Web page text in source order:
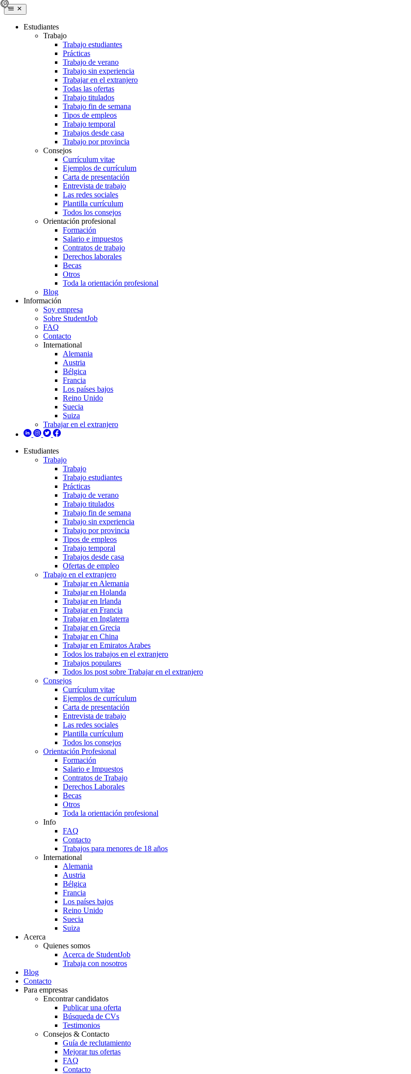
Estudiantes
Trabajo
Trabajo estudiantes
Prácticas
Trabajo de verano
Trabajo sin experiencia
Trabajar en el extranjero
Todas las ofertas
Trabajo titulados
Trabajo fin de semana
Tipos de empleos
Trabajo temporal
Trabajos desde casa
Trabajo por provincia
Consejos
Currículum vitae
Ejemplos de currículum
Carta de presentación
Entrevista de trabajo
Las redes sociales
Plantilla currículum
Todos los consejos
Orientación profesional
Formación
Salario e impuestos
Contratos de trabajo
Derechos laborales
Becas
Otros
Toda la orientación profesional
Blog
Información
Soy empresa
Sobre StudentJob
FAQ
Contacto
International
Alemania
Austria
Bélgica
Francia
Los países bajos
Reino Unido
Suecia
Suiza
Trabajar en el extranjero
Estudiantes
Trabajo
Trabajo
Trabajo estudiantes
Prácticas
Trabajo de verano
Trabajo titulados
Trabajo fin de semana
Trabajo sin experiencia
Trabajo por provincia
Tipos de empleos
Trabajo temporal
Trabajos desde casa
Ofertas de empleo
Trabajo en el extranjero
Trabajar en Alemania
Trabajar en Holanda
Trabajar en Irlanda
Trabajar en Francia
Trabajar en Inglaterra
Trabajar en Grecia
Trabajar en China
Trabajar en Emiratos Arabes
Todos los trabajos en el extranjero
Trabajos populares
Todos los post sobre Trabajar en el extranjero
Consejos
Currículum vitae
Ejemplos de currículum
Carta de presentación
Entrevista de trabajo
Las redes sociales
Plantilla currículum
Todos los consejos
Orientación Profesional
Formación
Salario e Impuestos
Contratos de Trabajo
Derechos Laborales
Becas
Otros
Toda la orientación profesional
Info
FAQ
Contacto
Trabajos para menores de 18 años
International
Alemania
Austria
Bélgica
Francia
Los países bajos
Reino Unido
Suecia
Suiza
Acerca
Quienes somos
Acerca de StudentJob
Trabaja con nosotros
Blog
Contacto
Para empresas
Encontrar candidatos
Publicar una oferta
Búsqueda de CVs
Testimonios
Consejos & Contacto
Guía de reclutamiento
Mejorar tus ofertas
FAQ
Contacto